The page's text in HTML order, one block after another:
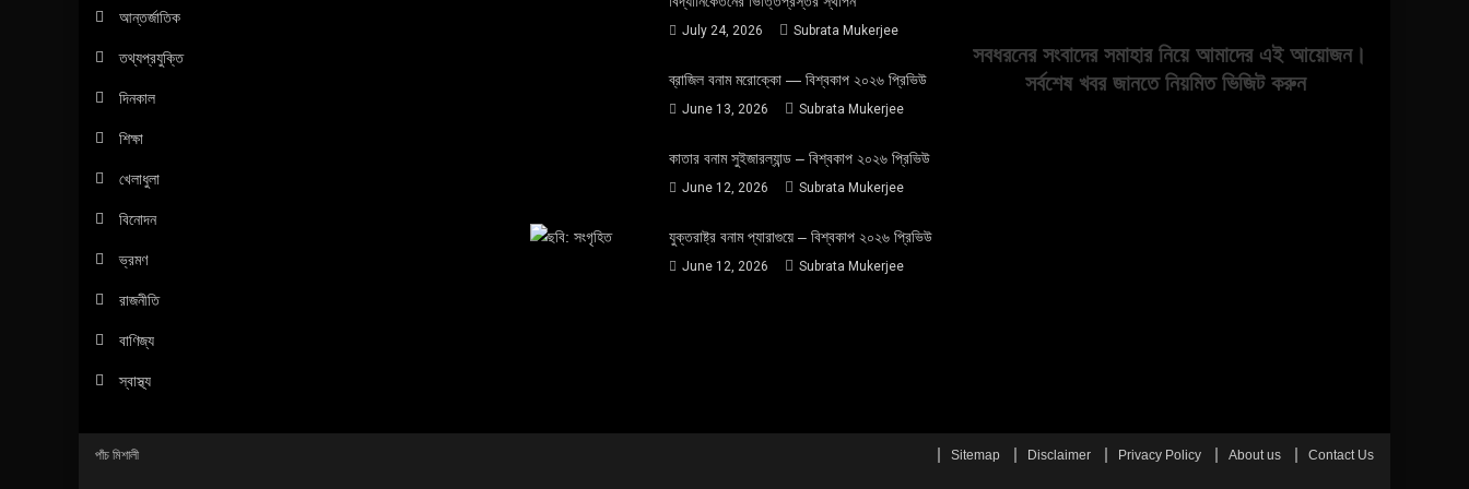
আন্তর্জাতিক
তথ্যপ্রযুক্তি
দিনকাল
শিক্ষা
খেলাধুলা
বিনোদন
ভ্রমণ
রাজনীতি
বাণিজ্য
স্বাস্থ্য
July 24, 2026 Subrata Mukerjee
ব্রাজিল বনাম মরোক্কো — বিশ্বকাপ ২০২৬ প্রিভিউ
June 13, 2026 Subrata Mukerjee
কাতার বনাম সুইজারল্যান্ড – বিশ্বকাপ ২০২৬ প্রিভিউ
June 12, 2026 Subrata Mukerjee
যুক্তরাষ্ট্র বনাম প্যারাগুয়ে – বিশ্বকাপ ২০২৬ প্রিভিউ
June 12, 2026 Subrata Mukerjee
সবধরনের সংবাদের সমাহার নিয়ে আমাদের এই আয়োজন।
সর্বশেষ খবর জানতে নিয়মিত ভিজিট করুন
পাঁচ মিশালী Sitemap Disclaimer Privacy Policy About us Contact Us